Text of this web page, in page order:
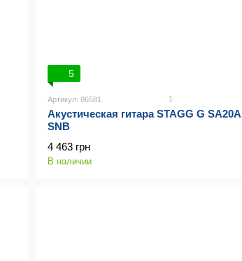
5
Артикул: 86581 1
Акустическая гитара STAGG G SA20A
SNB
4 463 грн
В наличии